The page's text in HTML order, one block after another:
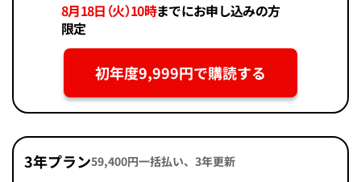
8月18日（火）10時までにお申し込みの方
限定
初年度9,999円で購読する
3年プラン59,400円一括払い、3年更新